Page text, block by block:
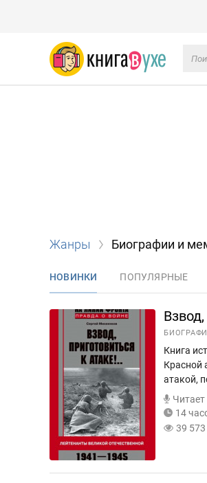
Жанры Биографии и
НОВИНКИ ПОПУЛЯРНЫЕ
Книга
Красной
атакой,
Читает
14
39 573